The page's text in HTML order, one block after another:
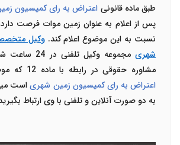
طبق ماده قانونی اعتراض به رای کمیسیون
پس از اعلام به عنوان زمین موات فرصت
نسبت به این موضوع اعلام کند.وکیل
شهری
مجموعه وکیل
مشاوره حقوقی در رابطه با ماده 12 که موضوع آن چگونگی
اعتراض به رای کمیسیون زمین شهریاست
به دو صورت آنلاین و تلفنی با وی ارتباط